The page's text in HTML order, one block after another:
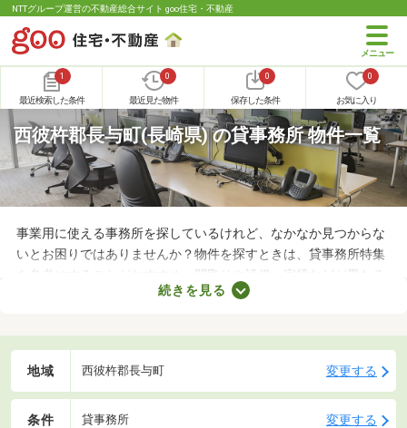
NTTグループ運営の不動産総合サイト goo住宅・不動産
1
最近検索した条件
0
最近見た物件
0
保存した条件
0
お気に入り
西彼杵郡長与町(長崎県) の貸事務所 物件一覧
事業用に使える事務所を探しているけれど、なかなか見つからな
いとお困りではありませんか？物件を探すときは、貸事務所特集
を参考にすることがおすすめ。間取りや設備、家賃などが異なる
さまざまな物件をまとめて見られるので、希望にあう事務所が見
も、複数の事務所を比較してみましょう。
続きを見る
地域 西彼杵郡長与町 変更する
条件 貸事務所 変更する